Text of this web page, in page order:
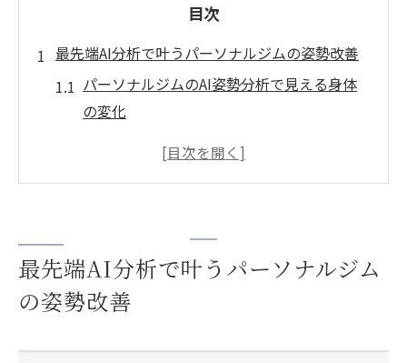
目次
最先端AI分析で叶うパーソナルジムの姿勢改善
パーソナルジムのAI姿勢分析で見える身体
の変化
AI分析によるパーソナルジムの個別サポー
AI技術が姿勢改善にもたらす新しい効果
AI姿勢分析でパーソナルジム選びが変わる
理由
パーソナルジム利用時のAI姿勢分析を徹底解説
最先端AI分析で叶うパーソナルジム
の姿勢改善